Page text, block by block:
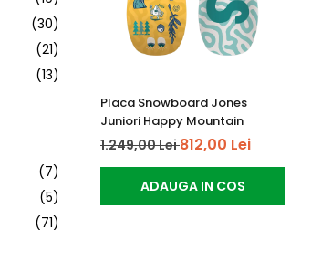
(30)
(21)
(13)
(7)
(5)
(71)
Placa Snowboard Jones
Juniori Happy Mountain
1.249,00 Lei812,00 Lei
ADAUGA IN COS